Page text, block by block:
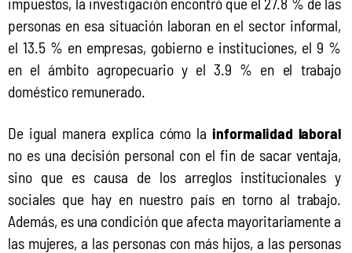
personas en esa situación laboran en el sector informal,
el 13.5 % en empresas, gobierno e instituciones, el 9 %
en el ámbito agropecuario y el 3.9 % en el trabajo
doméstico remunerado.
De igual manera explica cómo la informalidad laboral
no es una decisión personal con el fin de sacar ventaja,
sino que es causa de los arreglos institucionales y
sociales que hay en nuestro país en torno al trabajo.
Además, es una condición que afecta mayoritariamente a
las mujeres, a las personas con más hijos, a las personas